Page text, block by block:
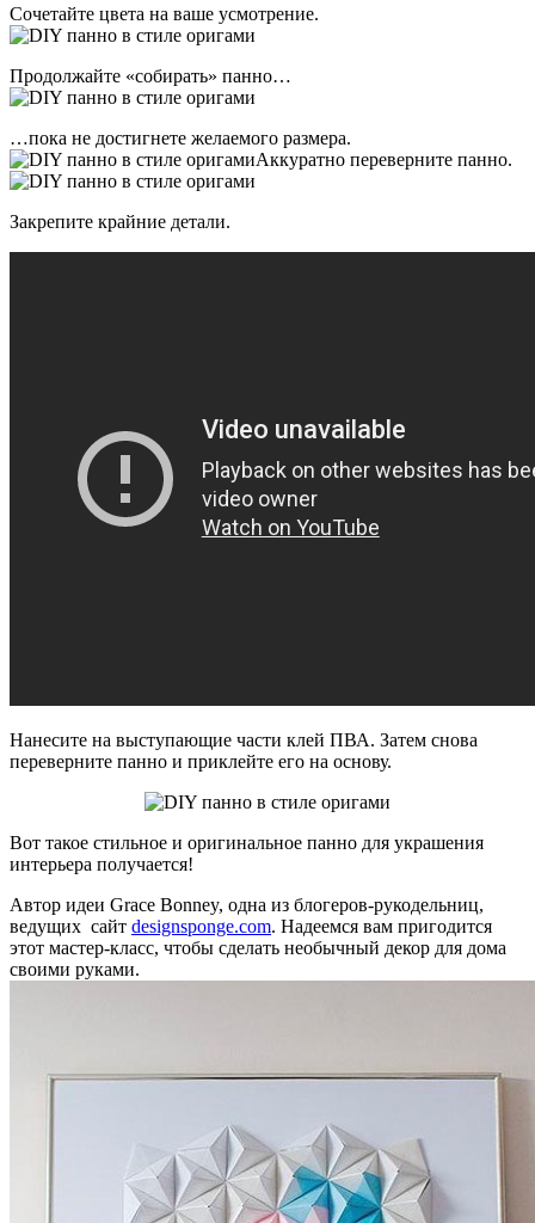
Сочетайте цвета на ваше усмотрение.
Продолжайте «собирать» панно…
…пока не достигнете желаемого размера.
Аккуратно переверните панно.
Закрепите крайние детали.
Нанесите на выступающие части клей ПВА. Затем снова
переверните панно и приклейте его на основу.
Вот такое стильное и оригинальное панно для украшения
интерьера получается!
Автор идеи Grace Bonney, одна из блогеров-рукодельниц,
ведущих сайт designsponge.com. Надеемся вам пригодится
этот мастер-класс, чтобы сделать необычный декор для дома
своими руками.